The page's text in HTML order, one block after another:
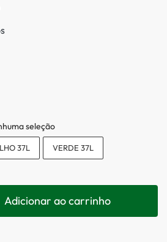
seleção
37L VERDE 37L
Adicionar ao carrinho